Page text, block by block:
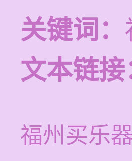
关键词：
文本链接
福州买乐